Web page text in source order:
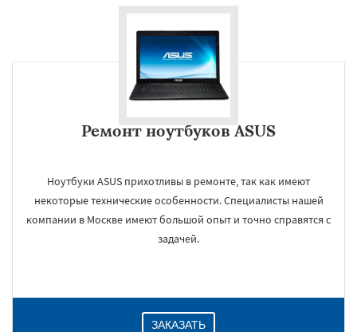
Ремонт ноутбуков ASUS
Ноутбуки ASUS прихотливы в ремонте, так как имеют
некоторые технические особенности. Специалисты нашей
компании в Москве имеют большой опыт и точно справятся с
задачей.
ЗАКАЗАТЬ